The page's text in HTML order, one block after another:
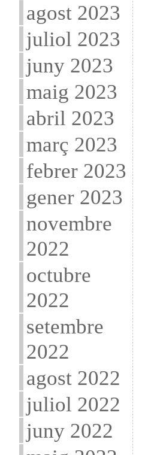
agost 2023
juliol 2023
juny 2023
maig 2023
abril 2023
març 2023
febrer 2023
gener 2023
novembre
2022
octubre
2022
setembre
2022
agost 2022
juliol 2022
juny 2022